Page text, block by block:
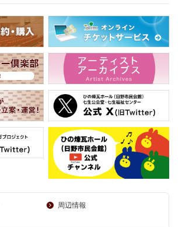
周辺情報